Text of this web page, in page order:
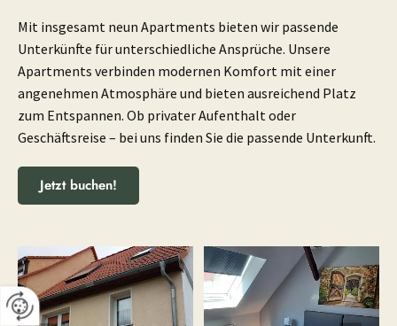
Mit insgesamt neun Apartments bieten wir passende
Unterkünfte für unterschiedliche Ansprüche. Unsere
Apartments verbinden modernen Komfort mit einer
angenehmen Atmosphäre und bieten ausreichend Platz
zum Entspannen. Ob privater Aufenthalt oder
Geschäftsreise – bei uns finden Sie die passende Unterkunft.
Jetzt buchen!